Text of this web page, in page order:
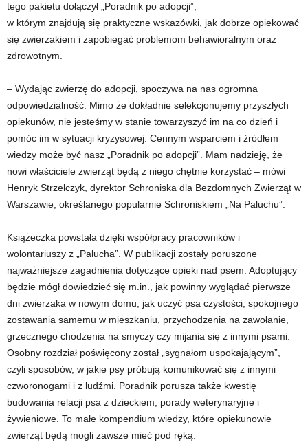
tego pakietu dołączył „Poradnik po adopcji”,
w którym znajdują się praktyczne wskazówki, jak dobrze opiekować
się zwierzakiem i zapobiegać problemom behawioralnym oraz
zdrowotnym.
– Wydając zwierzę do adopcji, spoczywa na nas ogromna
odpowiedzialność. Mimo że dokładnie selekcjonujemy przyszłych
opiekunów, nie jesteśmy w stanie towarzyszyć im na co dzień i
pomóc im w sytuacji kryzysowej. Cennym wsparciem i źródłem
wiedzy może być nasz „Poradnik po adopcji”. Mam nadzieję, że
nowi właściciele zwierząt będą z niego chętnie korzystać – mówi
Henryk Strzelczyk, dyrektor Schroniska dla Bezdomnych Zwierząt w
Warszawie, określanego popularnie Schroniskiem „Na Paluchu”.
Książeczka powstała dzięki współpracy pracowników i
wolontariuszy z „Palucha”. W publikacji zostały poruszone
najważniejsze zagadnienia dotyczące opieki nad psem. Adoptujący
będzie mógł dowiedzieć się m.in., jak powinny wyglądać pierwsze
dni zwierzaka w nowym domu, jak uczyć psa czystości, spokojnego
zostawania samemu w mieszkaniu, przychodzenia na zawołanie,
grzecznego chodzenia na smyczy czy mijania się z innymi psami.
Osobny rozdział poświęcony został „sygnałom uspokajającym”,
czyli sposobów, w jakie psy próbują komunikować się z innymi
czworonogami i z ludźmi. Poradnik porusza także kwestię
budowania relacji psa z dzieckiem, porady weterynaryjne i
żywieniowe. To małe kompendium wiedzy, które opiekunowie
zwierząt będą mogli zawsze mieć pod ręką.